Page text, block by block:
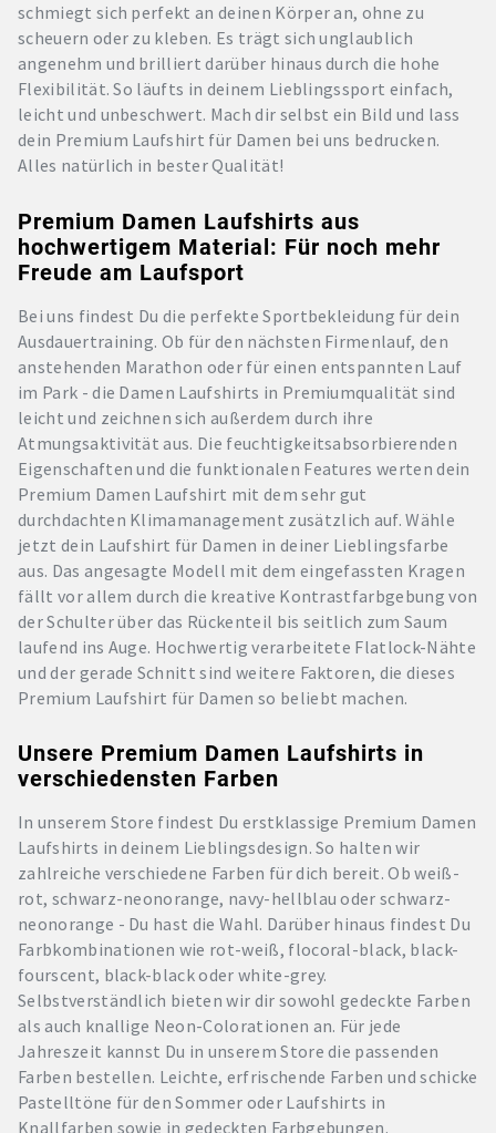
schmiegt sich perfekt an deinen Körper an, ohne zu
scheuern oder zu kleben. Es trägt sich unglaublich
angenehm und brilliert darüber hinaus durch die hohe
Flexibilität. So läufts in deinem Lieblingssport einfach,
leicht und unbeschwert. Mach dir selbst ein Bild und lass
dein Premium Laufshirt für Damen bei uns bedrucken.
Alles natürlich in bester Qualität!
Premium Damen Laufshirts aus
hochwertigem Material: Für noch mehr
Freude am Laufsport
Bei uns findest Du die perfekte Sportbekleidung für dein
Ausdauertraining. Ob für den nächsten Firmenlauf, den
anstehenden Marathon oder für einen entspannten Lauf
im Park - die Damen Laufshirts in Premiumqualität sind
leicht und zeichnen sich außerdem durch ihre
Atmungsaktivität aus. Die feuchtigkeitsabsorbierenden
Eigenschaften und die funktionalen Features werten dein
Premium Damen Laufshirt mit dem sehr gut
durchdachten Klimamanagement zusätzlich auf. Wähle
jetzt dein Laufshirt für Damen in deiner Lieblingsfarbe
aus. Das angesagte Modell mit dem eingefassten Kragen
fällt vor allem durch die kreative Kontrastfarbgebung von
der Schulter über das Rückenteil bis seitlich zum Saum
laufend ins Auge. Hochwertig verarbeitete Flatlock-Nähte
und der gerade Schnitt sind weitere Faktoren, die dieses
Premium Laufshirt für Damen so beliebt machen.
Unsere Premium Damen Laufshirts in
verschiedensten Farben
In unserem Store findest Du erstklassige Premium Damen
Laufshirts in deinem Lieblingsdesign. So halten wir
zahlreiche verschiedene Farben für dich bereit. Ob weiß-
rot, schwarz-neonorange, navy-hellblau oder schwarz-
neonorange - Du hast die Wahl. Darüber hinaus findest Du
Farbkombinationen wie rot-weiß, flocoral-black, black-
fourscent, black-black oder white-grey.
Selbstverständlich bieten wir dir sowohl gedeckte Farben
als auch knallige Neon-Colorationen an. Für jede
Jahreszeit kannst Du in unserem Store die passenden
Farben bestellen. Leichte, erfrischende Farben und schicke
Pastelltöne für den Sommer oder Laufshirts in
Knallfarben sowie in gedeckten Farbgebungen.